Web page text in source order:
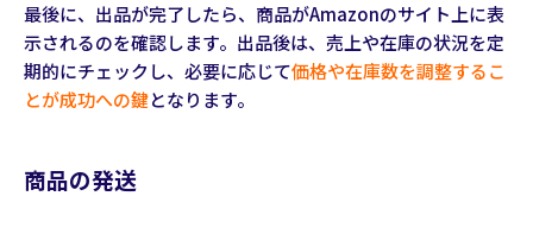
最後に、出品が完了したら、商品がAmazonのサイト上に表
示されるのを確認します。出品後は、売上や在庫の状況を定
期的にチェックし、必要に応じて価格や在庫数を調整するこ
とが成功への鍵となります。
商品の発送